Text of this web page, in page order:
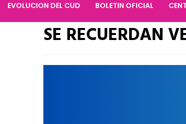
EVOLUCION DEL CUD BOLETIN OFICIAL
SE RECUERDAN